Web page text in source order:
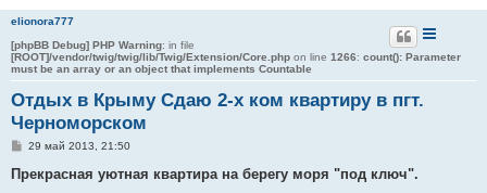
elionora777
[phpBB Debug] PHP Warning: in file
[ROOT]/vendor/twig/twig/lib/Twig/Extension/Core.php on line 1266: count(): Parameter
must be an array or an object that implements Countable
Отдых в Крыму Сдаю 2-х ком квартиру в пгт.
Черноморском
С
о
б
29 май 2013, 21:50
Прекрасная уютная квартира на берегу моря "под ключ".